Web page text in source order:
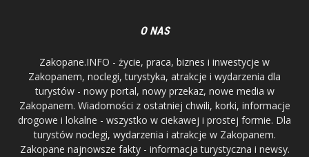
O NAS
Zakopane.INFO - życie, praca, biznes i inwestycje w
Zakopanem, noclegi, turystyka, atrakcje i wydarzenia dla
turystów - nowy portal, nowy przekaz, nowe media w
Zakopanem. Wiadomości z ostatniej chwili, korki, informacje
drogowe i lokalne - wszystko w ciekawej i prostej formie. Dla
turystów noclegi, wydarzenia i atrakcje w Zakopanem.
Zakopane najnowsze fakty - informacja turystyczna i newsy.